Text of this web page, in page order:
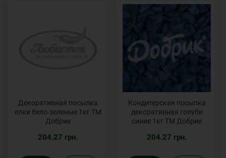
Декоративная посылка
елки бело-зеленые 1кг ТМ
Добрик
204.27 грн.
Кондитерская посыпка
декоративная голуби
синие 1кг ТМ Добрик
204.27 грн.